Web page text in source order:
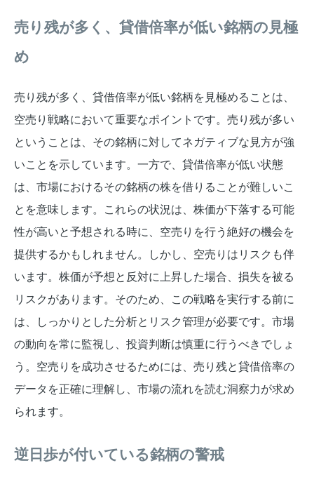
売り残が多く、貸借倍率が低い銘柄の見極
め
売り残が多く、貸借倍率が低い銘柄を見極めることは、
空売り戦略において重要なポイントです。売り残が多い
ということは、その銘柄に対してネガティブな見方が強
いことを示しています。一方で、貸借倍率が低い状態
は、市場におけるその銘柄の株を借りることが難しいこ
とを意味します。これらの状況は、株価が下落する可能
性が高いと予想される時に、空売りを行う絶好の機会を
提供するかもしれません。しかし、空売りはリスクも伴
います。株価が予想と反対に上昇した場合、損失を被る
リスクがあります。そのため、この戦略を実行する前に
は、しっかりとした分析とリスク管理が必要です。市場
の動向を常に監視し、投資判断は慎重に行うべきでしょ
う。空売りを成功させるためには、売り残と貸借倍率の
データを正確に理解し、市場の流れを読む洞察力が求め
られます。
逆日歩が付いている銘柄の警戒